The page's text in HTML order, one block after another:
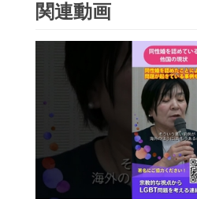
関連動画